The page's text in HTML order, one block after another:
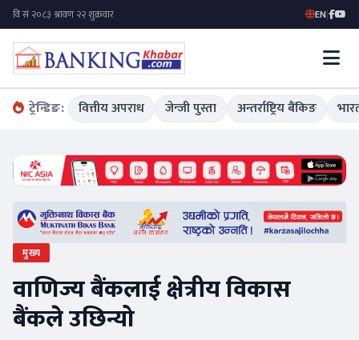
EN|
ट्रेन्डिङ: वित्तीय अपराध जेन्जी पुस्ता अन्तर्राष्ट्रिय बैंकिङ
मुख्य
वाणिज्य बैंकलाई क्षेत्रीय विकास
बैंकले उछिन्यो